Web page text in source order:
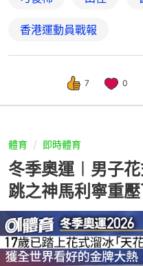
香港運動員戰報
7 0
體育 即時體育
冬季奧運︱男子
跳之神馬利寧重